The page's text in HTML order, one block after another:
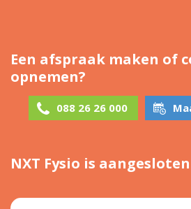
Een afspraak maken of
opnemen?
088 26 26 000
NXT Fysio is